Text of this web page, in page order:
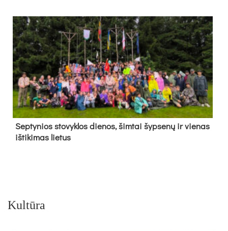
Sep­ty­nios sto­vyk­los die­nos, šim­tai šyp­se­nų ir vie­nas
iš­ti­ki­mas lie­tus
Kultūra